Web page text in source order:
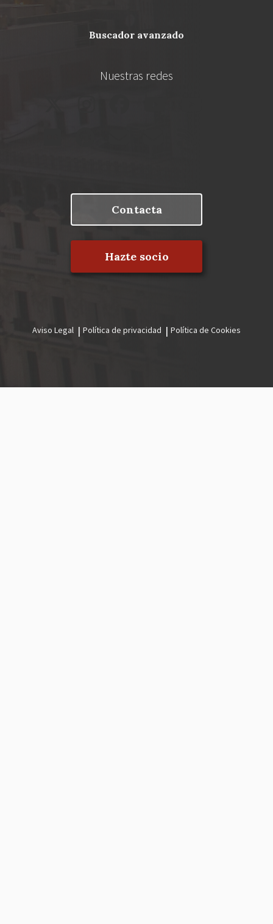
buscador avanzado
Nuestras redes
Contacta
Hazte socio
legal
Aviso Legal Política de privacidad Política de Cookies